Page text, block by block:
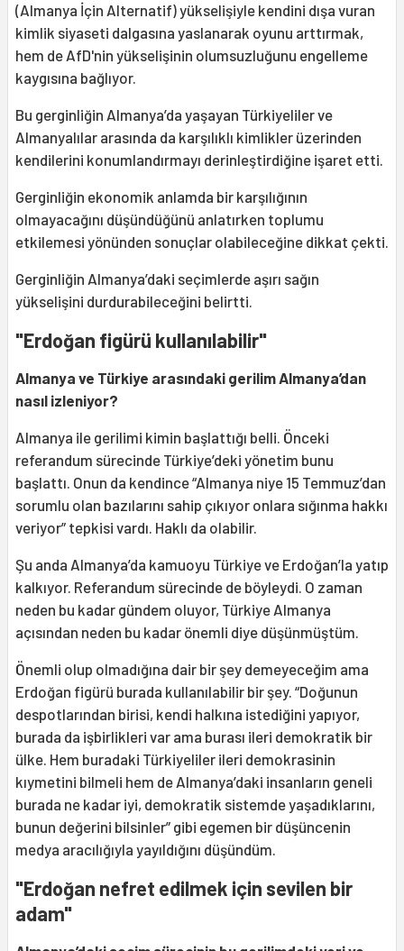
(Almanya İçin Alternatif) yükselişiyle kendini dışa vuran
kimlik siyaseti dalgasına yaslanarak oyunu arttırmak,
hem de AfD'nin yükselişinin olumsuzluğunu engelleme
kaygısına bağlıyor.
Bu gerginliğin Almanya’da yaşayan Türkiyeliler ve
Almanyalılar arasında da karşılıklı kimlikler üzerinden
kendilerini konumlandırmayı derinleştirdiğine işaret etti.
Gerginliğin ekonomik anlamda bir karşılığının
olmayacağını düşündüğünü anlatırken toplumu
etkilemesi yönünden sonuçlar olabileceğine dikkat çekti.
Gerginliğin Almanya’daki seçimlerde aşırı sağın
yükselişini durdurabileceğini belirtti.
"Erdoğan figürü kullanılabilir"
Almanya ve Türkiye arasındaki gerilim Almanya’dan
nasıl izleniyor?
Almanya ile gerilimi kimin başlattığı belli. Önceki
referandum sürecinde Türkiye’deki yönetim bunu
başlattı. Onun da kendince “Almanya niye 15 Temmuz’dan
sorumlu olan bazılarını sahip çıkıyor onlara sığınma hakkı
veriyor” tepkisi vardı. Haklı da olabilir.
Şu anda Almanya’da kamuoyu Türkiye ve Erdoğan’la yatıp
kalkıyor. Referandum sürecinde de böyleydi. O zaman
neden bu kadar gündem oluyor, Türkiye Almanya
açısından neden bu kadar önemli diye düşünmüştüm.
Önemli olup olmadığına dair bir şey demeyeceğim ama
Erdoğan figürü burada kullanılabilir bir şey. “Doğunun
despotlarından birisi, kendi halkına istediğini yapıyor,
burada da işbirlikleri var ama burası ileri demokratik bir
ülke. Hem buradaki Türkiyeliler ileri demokrasinin
kıymetini bilmeli hem de Almanya’daki insanların geneli
burada ne kadar iyi, demokratik sistemde yaşadıklarını,
bunun değerini bilsinler” gibi egemen bir düşüncenin
medya aracılığıyla yayıldığını düşündüm.
"Erdoğan nefret edilmek için sevilen bir
adam"